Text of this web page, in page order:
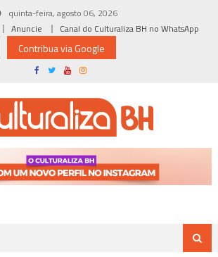
quinta-feira, agosto 06, 2026
Anuncie Canal do Culturaliza BH no WhatsApp
Contribua via Google